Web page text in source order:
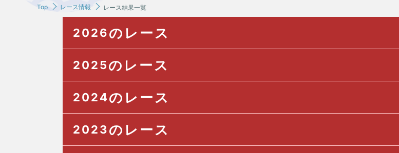
Top レース情報 レース結果一覧
2026のレース
2025のレース
2024のレース
2023のレース